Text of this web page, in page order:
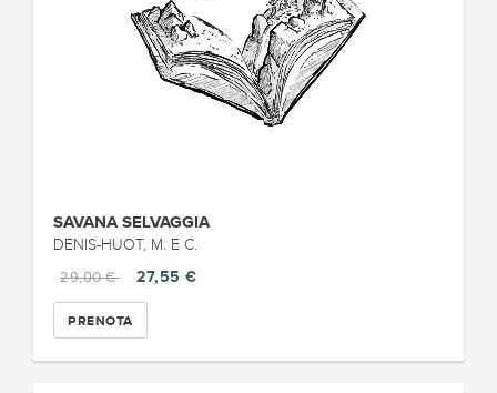
SAVANA SELVAGGIA
DENIS-HUOT, M. E C.
29,00 €
27,55 €
PRENOTA